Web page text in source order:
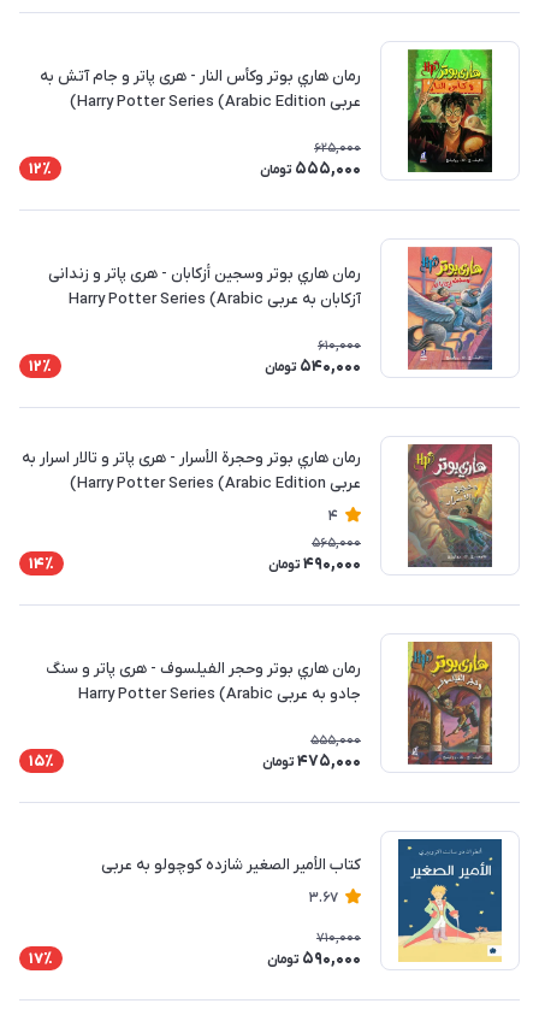
رمان هاري بوتر وكأس النار - هری پاتر و جام آتش به
عربی Harry Potter Series (Arabic Edition)
625,000
555,000 تومان 12٪
رمان هاري بوتر وسجين أزكابان - هری پاتر و زندانی
آزکابان به عربی Harry Potter Series (Arabic
610,000
540,000 تومان 12٪
رمان هاري بوتر وحجرة الأسرار - هری پاتر و تالار اسرار به
عربی Harry Potter Series (Arabic Edition)
4
565,000
490,000 تومان 14٪
رمان هاري بوتر وحجر الفيلسوف - هری پاتر و سنگ
جادو به عربی Harry Potter Series (Arabic
555,000
475,000 تومان 15٪
کتاب الأمير الصغير شازده کوچولو به عربی
3.67
710,000
590,000 تومان 17٪